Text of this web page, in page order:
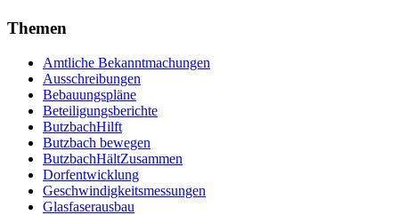
Themen
Amtliche Bekanntmachungen
Ausschreibungen
Bebauungspläne
Beteiligungsberichte
ButzbachHilft
Butzbach bewegen
ButzbachHältZusammen
Dorfentwicklung
Geschwindigkeitsmessungen
Glasfaserausbau